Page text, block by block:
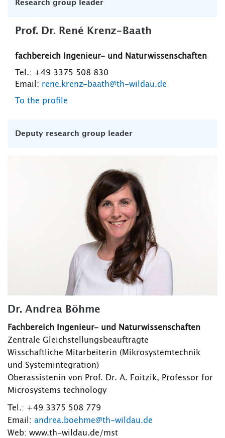
Research group leader
Prof. Dr. René Krenz-Baath
fachbereich Ingenieur- und Naturwissenschaften
Tel.: +49 3375 508 830
Email: rene.krenz-baath@th-wildau.de
To the profile
Deputy research group leader
Dr. Andrea Böhme
Fachbereich Ingenieur- und Naturwissenschaften
Zentrale Gleichstellungsbeauftragte
Wisschaftliche Mitarbeiterin (Mikrosystemtechnik
und Systemintegration)
Oberassistenin von Prof. Dr. A. Foitzik, Professor for
Microsystems technology
Tel.: +49 3375 508 779
Email: andrea.boehme@th-wildau.de
Web: www.th-wildau.de/mst